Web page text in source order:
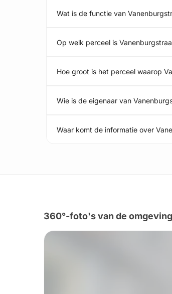
Wat is de functie van
Op welk perceel is
Hoe groot is het perceel waarop
Wie is de eigenaar van
Waar komt de informatie over
360°-foto's van de omgeving